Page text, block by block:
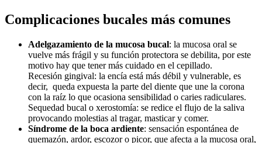
Complicaciones bucales más comunes
Adelgazamiento de la mucosa bucal: la mucosa oral se
vuelve más frágil y su función protectora se debilita, por este
motivo hay que tener más cuidado en el cepillado.
Recesión gingival: la encía está más débil y vulnerable, es
decir, queda expuesta la parte del diente que une la corona
con la raíz lo que ocasiona sensibilidad o caries radiculares.
Sequedad bucal o xerostomía: se redice el flujo de la saliva
provocando molestias al tragar, masticar y comer.
Síndrome de la boca ardiente: sensación espontánea de
quemazón, ardor, escozor o picor, que afecta a la mucosa oral,